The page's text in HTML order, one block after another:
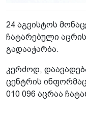
24 აგვისტოს
ჩატარებული
გადააჭარბა.
კერძოდ,
ცენტრის
010 096 აცრაა